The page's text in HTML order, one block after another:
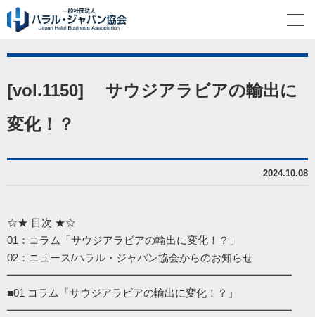
[vol.1150] サウジアラビアの輸出に
変化！？
2024.10.08
☆★ 目次 ★☆
01：コラム「サウジアラビアの輸出に変化！？」
02：ニュース/ハラル・ジャパン協会からのお知らせ
━━━━━━━━━━━━━━━━━━━━━━━━━━━
■01 コラム「サウジアラビアの輸出に変化！？」
━━━━━━━━━━━━━━━━━━━━━━━━━━━